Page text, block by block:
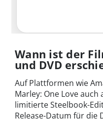
Wann ist der
und DVD
Auf Plattformen wie
Marley: One Love auch
limitierte Steelbook-
Release-Datum für die